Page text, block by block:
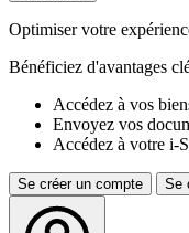
Optimiser votre
Bénéficiez d'avantages
Accédez à vos
Envoyez vos
Accédez à votre i-
Se créer un compte Se